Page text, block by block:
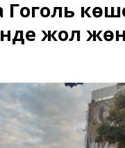
Қызметтер
Электроника
Жиһаз
Ауа райы
Қарағанды
Теміртау
Гоголь
жол